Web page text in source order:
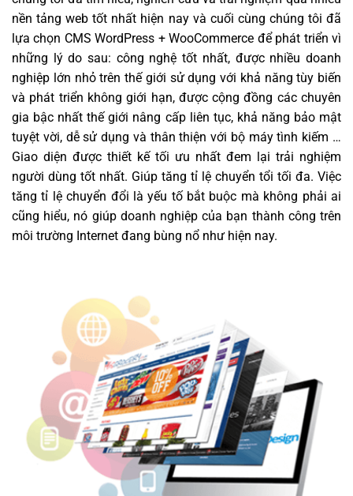
nền tảng web tốt nhất hiện nay và cuối cùng chúng tôi đã
lựa chọn CMS WordPress + WooCommerce để phát triển vì
những lý do sau: công nghệ tốt nhất, được nhiều doanh
nghiệp lớn nhỏ trên thế giới sử dụng với khả năng tùy biến
và phát triển không giới hạn, được cộng đồng các chuyên
gia bậc nhất thế giới nâng cấp liên tục, khả năng bảo mật
tuyệt vời, dễ sử dụng và thân thiện với bộ máy tình kiếm …
Giao diện được thiết kế tối ưu nhất đem lại trải nghiệm
người dùng tốt nhất. Giúp tăng tỉ lệ chuyển tổi tối đa. Việc
tăng tỉ lệ chuyển đổi là yếu tố bắt buộc mà không phải ai
cũng hiểu, nó giúp doanh nghiệp của bạn thành công trên
môi trường Internet đang bùng nổ như hiện nay.